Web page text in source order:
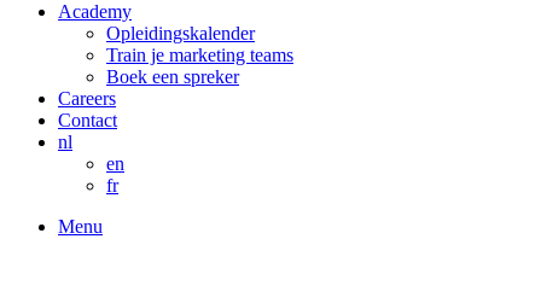
Academy
Opleidingskalender
Train je marketing teams
Boek een spreker
Careers
Contact
nl
en
fr
Menu